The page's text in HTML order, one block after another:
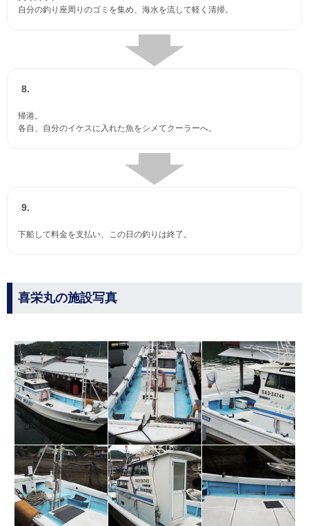
自分の釣り座周りのゴミを集め、海水を流して軽く清掃。
8.
帰港。
各自、自分のイケスに入れた魚をシメてクーラーへ。
9.
下船して料金を支払い、この日の釣りは終了。
喜栄丸の施設写真